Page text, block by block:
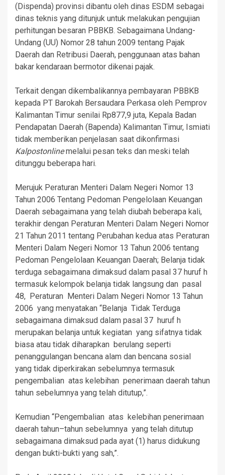
(Dispenda) provinsi dibantu oleh dinas ESDM sebagai
dinas teknis yang ditunjuk untuk melakukan pengujian
perhitungan besaran PBBKB. Sebagaimana Undang-
Undang (UU) Nomor 28 tahun 2009 tentang Pajak
Daerah dan Retribusi Daerah, penggunaan atas bahan
bakar kendaraan bermotor dikenai pajak.
Terkait dengan dikembalikannya pembayaran PBBKB
kepada PT Barokah Bersaudara Perkasa oleh Pemprov
Kalimantan Timur senilai Rp877,9 juta, Kepala Badan
Pendapatan Daerah (Bapenda) Kalimantan Timur, Ismiati
tidak memberikan penjelasan saat dikonfirmasi
Kalpostonlinemelalui pesan teks dan meski telah
ditunggu beberapa hari.
Merujuk Peraturan Menteri Dalam Negeri Nomor 13
Tahun 2006 Tentang Pedoman Pengelolaan Keuangan
Daerah sebagaimana yang telah diubah beberapa kali,
terakhir dengan Peraturan Menteri Dalam Negeri Nomor
21 Tahun 2011 tentang Perubahan kedua atas Peraturan
Menteri Dalam Negeri Nomor 13 Tahun 2006 tentang
Pedoman Pengelolaan Keuangan Daerah; Belanja tidak
terduga sebagaimana dimaksud dalam pasal 37 huruf h
termasuk kelompok belanja tidak langsung dan pasal
48, Peraturan Menteri Dalam Negeri Nomor 13 Tahun
2006 yang menyatakan “Belanja Tidak Terduga
sebagaimana dimaksud dalam pasal 37 huruf h
merupakan belanja untuk kegiatan yang sifatnya tidak
biasa atau tidak diharapkan berulang seperti
penanggulangan bencana alam dan bencana sosial
yang tidak diperkirakan sebelumnya termasuk
pengembalian atas kelebihan penerimaan daerah tahun
tahun sebelumnya yang telah ditutup,”.
Kemudian “Pengembalian atas kelebihan penerimaan
daerah tahun–tahun sebelumnya yang telah ditutup
sebagaimana dimaksud pada ayat (1) harus didukung
dengan bukti-bukti yang sah,”.